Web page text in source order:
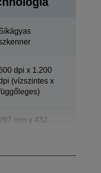
dpi x 1.200
(vízszintes x
mm x 432